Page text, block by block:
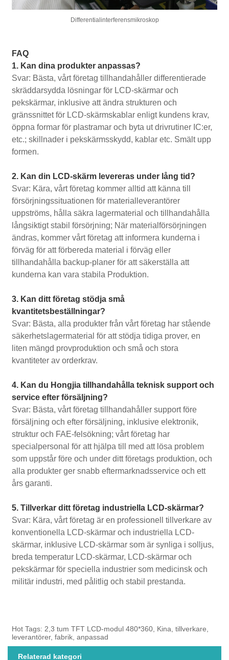
Differentialinterferensmikroskop
FAQ
1. Kan dina produkter anpassas?
Svar: Bästa, vårt företag tillhandahåller differentierade
skräddarsydda lösningar för LCD-skärmar och
pekskärmar, inklusive att ändra strukturen och
gränssnittet för LCD-skärmskablar enligt kundens krav,
öppna formar för plastramar och byta ut drivrutiner IC:er,
etc.; skillnader i pekskärmsskydd, kablar etc. Smält upp
formen.
2. Kan din LCD-skärm levereras under lång tid?
Svar: Kära, vårt företag kommer alltid att känna till
försörjningssituationen för materialleverantörer
uppströms, hålla säkra lagermaterial och tillhandahålla
långsiktigt stabil försörjning; När materialförsörjningen
ändras, kommer vårt företag att informera kunderna i
förväg för att förbereda material i förväg eller
tillhandahålla backup-planer för att säkerställa att
kunderna kan vara stabila Produktion.
3. Kan ditt företag stödja små
kvantitetsbeställningar?
Svar: Bästa, alla produkter från vårt företag har stående
säkerhetslagermaterial för att stödja tidiga prover, en
liten mängd provproduktion och små och stora
kvantiteter av orderkrav.
4. Kan du Hongjia tillhandahålla teknisk support och
service efter försäljning?
Svar: Bästa, vårt företag tillhandahåller support före
försäljning och efter försäljning, inklusive elektronik,
struktur och FAE-felsökning; vårt företag har
specialpersonal för att hjälpa till med att lösa problem
som uppstår före och under ditt företags produktion, och
alla produkter ger snabb eftermarknadsservice och ett
års garanti.
5. Tillverkar ditt företag industriella LCD-skärmar?
Svar: Kära, vårt företag är en professionell tillverkare av
konventionella LCD-skärmar och industriella LCD-
skärmar, inklusive LCD-skärmar som är synliga i solljus,
breda temperatur LCD-skärmar, LCD-skärmar och
pekskärmar för speciella industrier som medicinsk och
militär industri, med pålitlig och stabil prestanda.
Hot Tags: 2,3 tum TFT LCD-modul 480*360, Kina, tillverkare,
leverantörer, fabrik, anpassad
Relaterad kategori